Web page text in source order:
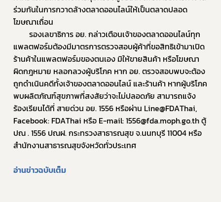
ร่วมกันในการกวาดล้างตลาดออนไลน์ให้เป็นตลาดปลอด
โฆษณาเถื่อน
แพลตฟอร์มต้องมีมาตรการตรวจสอบผู้ค้าที่ขอสิทธิเข้ามาเปิด
ร้านค้าในแพลตฟอร์มของตนเอง มิให้ขายสินค้า หรือโฆษณา
ผิดกฎหมาย หลอกลวงผู้บริโภค หาก อย. ตรวจสอบพบจะต้อง
ถูกดำเนินคดีทั้งเจ้าของตลาดออนไลน์ และร้านค้า หากผู้บริโภค
พบผลิตภัณฑ์สุขภาพที่สงสัยว่าจะไม่ปลอดภัย สามารถแจ้ง
ร้องเรียนได้ที่ สายด่วน อย. 1556 หรือผ่าน Line@FDAThai,
Facebook: FDAThai หรือ E-mail: 1556@fda.moph.go.th ตู้
ปณ . 1556 ปณฝ. กระทรวงสาธารณสุข จ.นนทบุรี 11004 หรือ
สำนักงานสาธารณสุขจังหวัดทั่วประเทศ
อ่านข่าวฉบับเต็ม
ร้องเรียนเครื่องสำอางค์